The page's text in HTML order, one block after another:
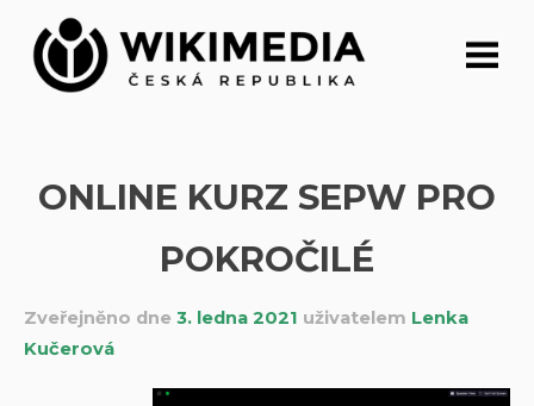
Přeskočit
obsah
ONLINE KURZ SEPW PRO
POKROČILÉ
Zveřejněno dne 3. ledna 2021 uživatelem Lenka
Kučerová